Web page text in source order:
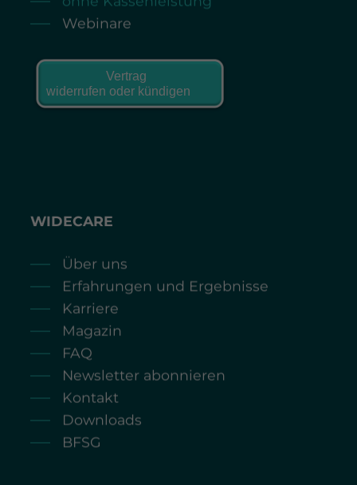
Webinare
WIDECARE
Über uns
Erfahrungen und Ergebnisse
Karriere
Magazin
FAQ
Newsletter abonnieren
Kontakt
Downloads
BFSG